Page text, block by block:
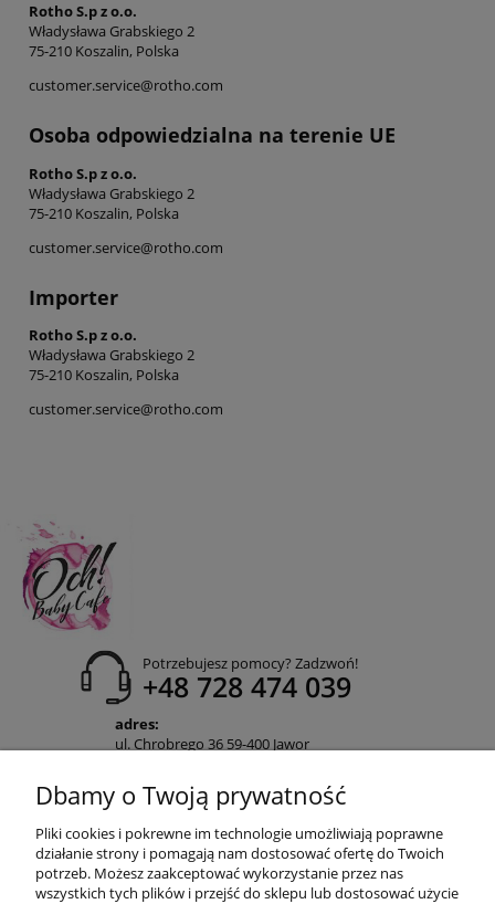
Rotho S.p z o.o.
Władysława Grabskiego 2
75-210 Koszalin, Polska
customer.service@rotho.com
Osoba odpowiedzialna na terenie UE
Rotho S.p z o.o.
Władysława Grabskiego 2
75-210 Koszalin, Polska
customer.service@rotho.com
Importer
Rotho S.p z o.o.
Władysława Grabskiego 2
75-210 Koszalin, Polska
customer.service@rotho.com
Potrzebujesz pomocy? Zadzwoń!
+48 728 474 039
adres:
ul. Chrobrego 36 59-400 Jawor
poniedziałku do piątku w godz. 10-16
POMOC
Dbamy o Twoją prywatność
Pliki cookies i pokrewne im technologie umożliwiają poprawne
działanie strony i pomagają nam dostosować ofertę do Twoich
potrzeb. Możesz zaakceptować wykorzystanie przez nas
wszystkich tych plików i przejść do sklepu lub dostosować użycie